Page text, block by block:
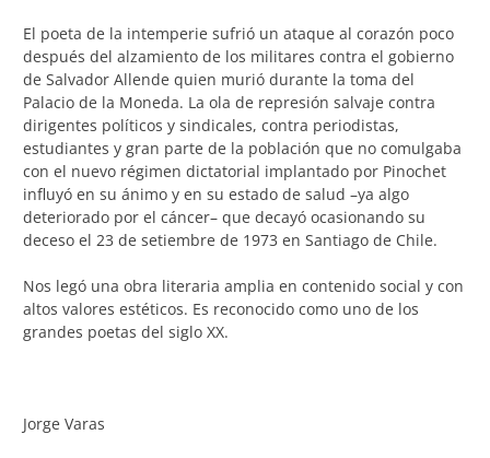
El poeta de la intemperie sufrió un ataque al corazón poco
después del alzamiento de los militares contra el gobierno
de Salvador Allende quien murió durante la toma del
Palacio de la Moneda. La ola de represión salvaje contra
dirigentes políticos y sindicales, contra periodistas,
estudiantes y gran parte de la población que no comulgaba
con el nuevo régimen dictatorial implantado por Pinochet
influyó en su ánimo y en su estado de salud –ya algo
deteriorado por el cáncer– que decayó ocasionando su
deceso el 23 de setiembre de 1973 en Santiago de Chile.
Nos legó una obra literaria amplia en contenido social y con
altos valores estéticos. Es reconocido como uno de los
grandes poetas del siglo XX.
Jorge Varas